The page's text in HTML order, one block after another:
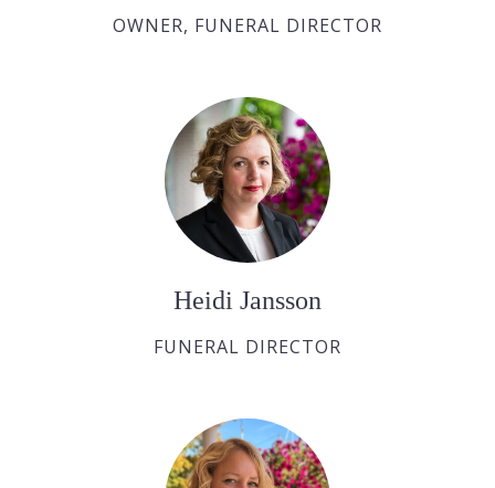
OWNER, FUNERAL DIRECTOR
Heidi Jansson
FUNERAL DIRECTOR